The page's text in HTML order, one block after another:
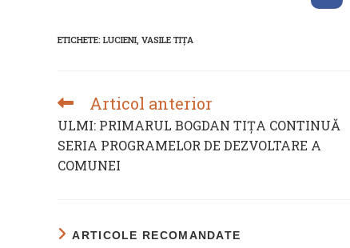
in
ETICHETE:LUCIENI, VASILE TIȚA
READ
ARTICLES
Articol anterior
ULMI: PRIMARUL BOGDAN TIȚA CONTINUĂ
SERIA PROGRAMELOR DE DEZVOLTARE A
COMUNEI
ARTICOLE RECOMANDATE